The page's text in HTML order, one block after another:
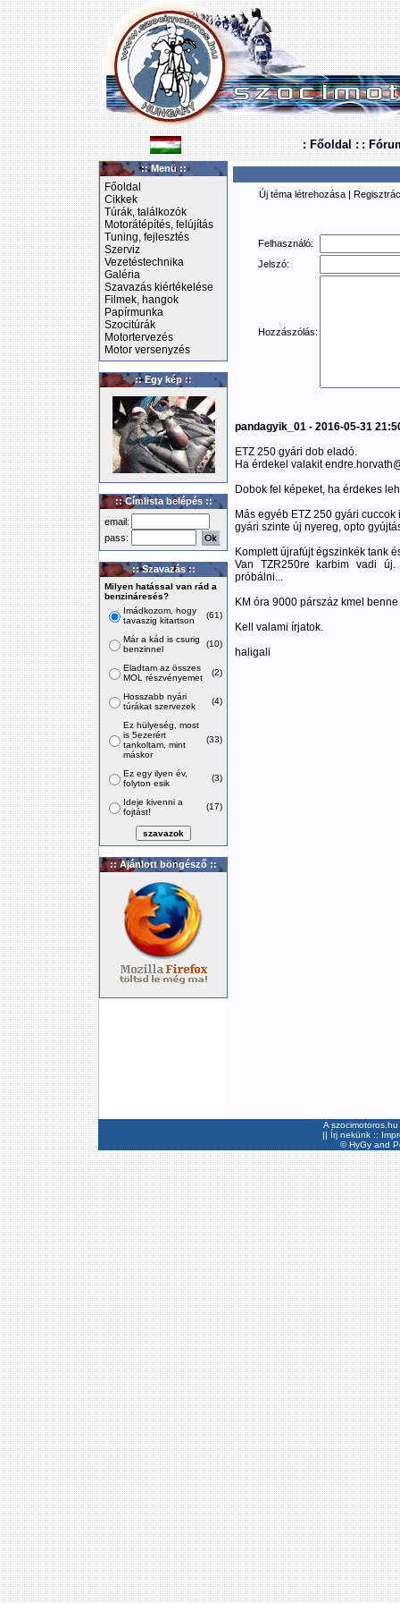
: Főoldal : :
:: Menü ::
Főoldal
Cikkek
Túrák, találkozók
Motorátépítés, felújítás
Tuning, fejlesztés
Szerviz
Vezetéstechnika
Galéria
Szavazás kiértékelése
Filmek, hangok
Papírmunka
Szocitúrák
Motortervezés
Motor versenyzés
:: Egy kép ::
:: Címlista belépés ::
email:
pass:
:: Szavazás ::
Milyen hatással van rád a
benzináresés?
Imádkozom, hogy
tavaszig kitartson
(61)
Már a kád is csurig
benzinnel
(10)
Eladtam az összes
MOL részvényemet
(2)
Hosszabb nyári
túrákat szervezek
(4)
Ez hülyeség, most
is 5ezerért
tankoltam, mint
máskor
(33)
Ez egy ilyen év,
folyton esik
(3)
Ideje kivenni a
fojtást!
(17)
:: Ajánlott böngésző ::
Új téma létrehozása |
Felhasználó:
Jelszó:
Hozzászólás:
pandagyik_01 - 2016-05-31
ETZ 250 gyári dob eladó.
Ha érdekel valakit
Dobok fel képeket, ha érdekes
Más egyéb ETZ 250 gyári
gyári szinte új nyereg, opto
Komplett újrafújt égszinkék tank
Van TZR250re karbim vadi
próbálni...
KM óra 9000 párszáz kmel benne
Kell valami írjatok.
haligali
A
|| Írj nekünk ::
©HyGyand